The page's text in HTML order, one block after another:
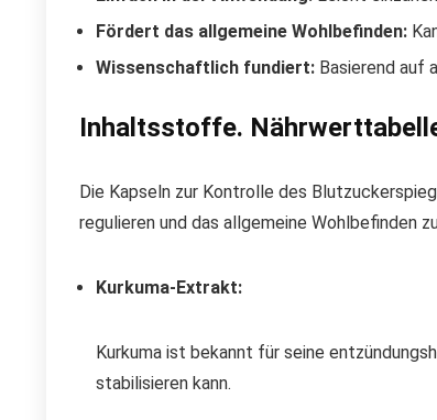
Fördert das allgemeine Wohlbefinden:
Wissenschaftlich fundiert: Basierend auf
Inhaltsstoffe.
Die Kapseln zur Kontrolle des
regulieren und das allgemeine Wohlbefinden
Kurkuma-Extrakt:
Kurkuma ist bekannt für seine
stabilisieren kann.